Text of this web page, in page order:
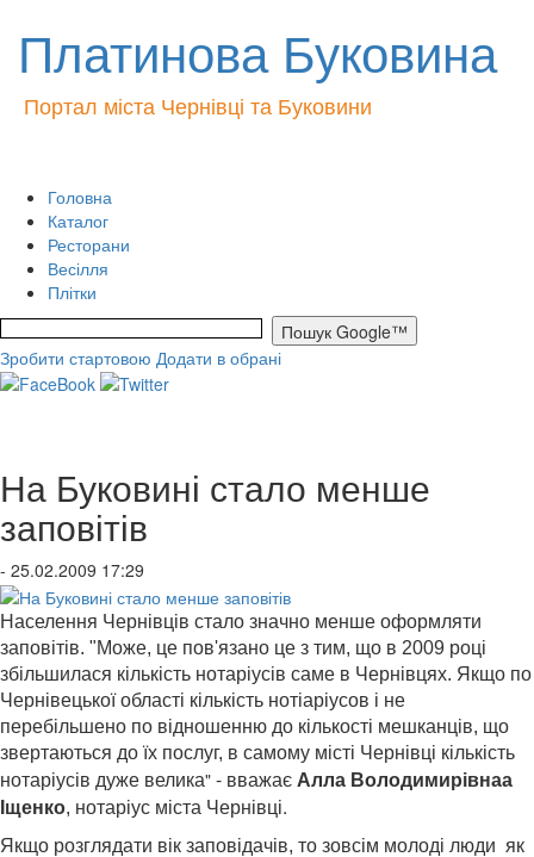
Платинова Буковина
Портал міста Чернівці та Буковини
Головна
Каталог
Ресторани
Весілля
Плітки
Зробити стартовою Додати в обрані
На Буковині стало менше
заповітів
- 25.02.2009 17:29
Населення Чернівців стало значно менше оформляти
заповітів. "Може, це пов'язано це з тим, що в 2009 році
збільшилася кількість нотаріусів саме в Чернівцях. Якщо по
Чернівецької області кількість нотіаріусов і не
перебільшено по відношенню до кількості мешканців, що
звертаються до їх послуг, в самому місті Чернівці кількість
нотаріусів дуже велика" - вважає Алла Володимирівнаа
Іщенко, нотаріус міста Чернівці.
Якщо розглядати вік заповідачів, то зовсім молоді люди як